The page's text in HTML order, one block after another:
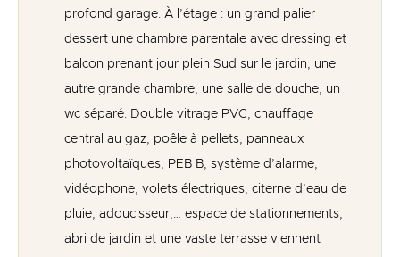
profond garage. À l’étage : un grand palier
dessert une chambre parentale avec dressing et
balcon prenant jour plein Sud sur le jardin, une
autre grande chambre, une salle de douche, un
wc séparé. Double vitrage PVC, chauffage
central au gaz, poêle à pellets, panneaux
photovoltaïques, PEB B, système d’alarme,
vidéophone, volets électriques, citerne d’eau de
pluie, adoucisseur,… espace de stationnements,
abri de jardin et une vaste terrasse viennent